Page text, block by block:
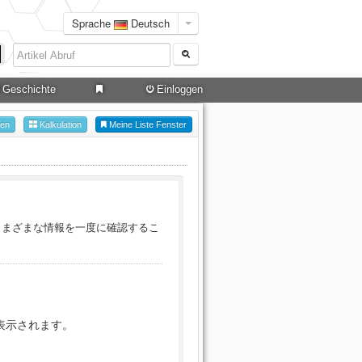
Sprache Deutsch
Geschichte Einloggen
Meine Liste Fenster
Kalkulation
ざまな情報を一度に確認するこ
されます。